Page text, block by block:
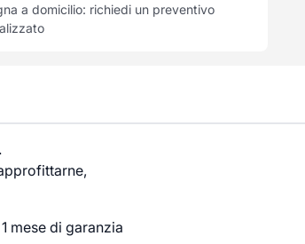
a domicilio: richiedi un preventivo
mese di garanzia